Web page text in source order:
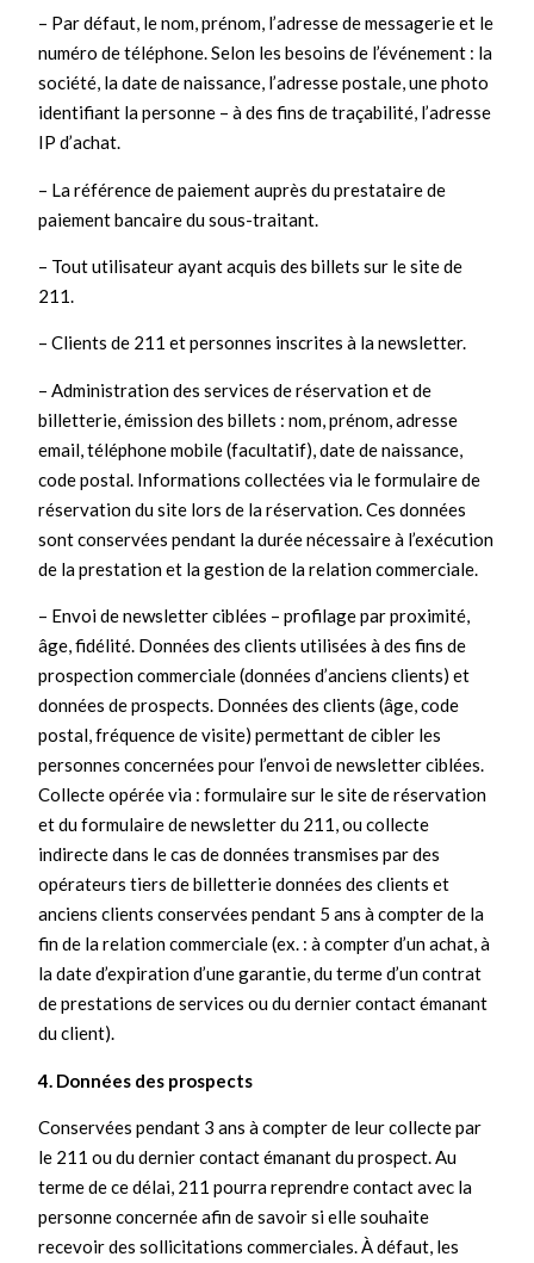
– Par défaut, le nom, prénom, l’adresse de messagerie et le
numéro de téléphone. Selon les besoins de l’événement : la
société, la date de naissance, l’adresse postale, une photo
identifiant la personne – à des fins de traçabilité, l’adresse
IP d’achat.
– La référence de paiement auprès du prestataire de
paiement bancaire du sous-traitant.
– Tout utilisateur ayant acquis des billets sur le site de
211.
– Clients de 211 et personnes inscrites à la newsletter.
– Administration des services de réservation et de
billetterie, émission des billets : nom, prénom, adresse
email, téléphone mobile (facultatif), date de naissance,
code postal. Informations collectées via le formulaire de
réservation du site lors de la réservation. Ces données
sont conservées pendant la durée nécessaire à l’exécution
de la prestation et la gestion de la relation commerciale.
– Envoi de newsletter ciblées – profilage par proximité,
âge, fidélité. Données des clients utilisées à des fins de
prospection commerciale (données d’anciens clients) et
données de prospects. Données des clients (âge, code
postal, fréquence de visite) permettant de cibler les
personnes concernées pour l’envoi de newsletter ciblées.
Collecte opérée via : formulaire sur le site de réservation
et du formulaire de newsletter du 211, ou collecte
indirecte dans le cas de données transmises par des
opérateurs tiers de billetterie données des clients et
anciens clients conservées pendant 5 ans à compter de la
fin de la relation commerciale (ex. : à compter d’un achat, à
la date d’expiration d’une garantie, du terme d’un contrat
de prestations de services ou du dernier contact émanant
du client).
4. Données des prospects
Conservées pendant 3 ans à compter de leur collecte par
le 211 ou du dernier contact émanant du prospect. Au
terme de ce délai, 211 pourra reprendre contact avec la
personne concernée afin de savoir si elle souhaite
recevoir des sollicitations commerciales. À défaut, les